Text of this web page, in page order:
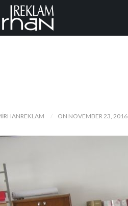
ON NOVEMBER 23, 2016